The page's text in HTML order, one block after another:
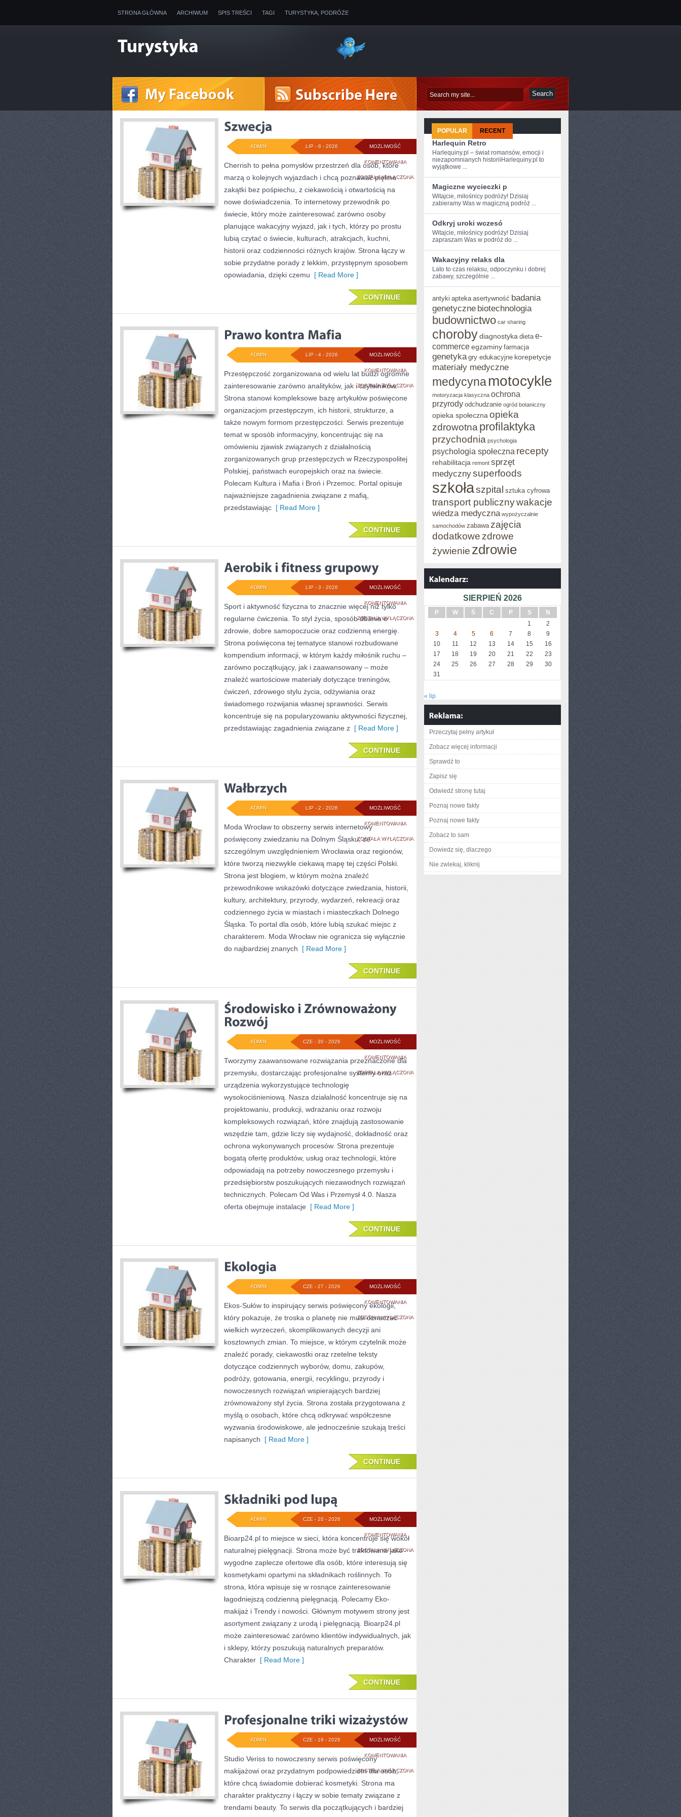
STRONA GŁÓWNA ARCHIWUM SPIS TREŚCI TAGI TURYSTYKA, PODRÓŻE
MOŻLIWOŚĆ
KOMENTOWANIASZWECJA
ZOSTAŁA WYŁĄCZONA
LIP - 6 - 2026
ADMIN
Cherrish to pełna pomysłów przestrzeń dla osób, które
marzą o kolejnych wyjazdach i chcą poznawać piękne
zakątki bez pośpiechu, z ciekawością i otwartością na
nowe doświadczenia. To internetowy przewodnik po
świecie, który może zainteresować zarówno osoby
planujące wakacyjny wyjazd, jak i tych, którzy po prostu
lubią czytać o świecie, kulturach, atrakcjach, kuchni,
historii oraz codzienności różnych krajów. Strona łączy w
sobie przydatne porady z lekkim, przystępnym sposobem
opowiadania, dzięki czemu [ Read More ]
CONTINUE
MOŻLIWOŚĆ
KOMENTOWANIAPRAWO
KONTRA
MAFIA
ZOSTAŁA WYŁĄCZONA
LIP - 4 - 2026
ADMIN
Przestępczość zorganizowana od wielu lat budzi ogromne
zainteresowanie zarówno analityków, jak i czytelników.
Strona stanowi kompleksowe bazę artykułów poświęcone
organizacjom przestępczym, ich historii, strukturze, a
także nowym formom przestępczości. Serwis prezentuje
temat w sposób informacyjny, koncentrując się na
omówieniu zjawisk związanych z działalnością
zorganizowanych grup przestępczych w Rzeczypospolitej
Polskiej, państwach europejskich oraz na świecie.
Polecam Kultura i Mafia i Broń i Przemoc. Portal opisuje
najważniejsze zagadnienia związane z mafią,
przedstawiając [ Read More ]
CONTINUE
MOŻLIWOŚĆ
KOMENTOWANIAAEROBIK
I
FITNESS
GRUPOWY
ZOSTAŁA WYŁĄCZONA
LIP - 3 - 2026
ADMIN
Sport i aktywność fizyczna to znacznie więcej niż tylko
regularne ćwiczenia. To styl życia, sposób dbania o
zdrowie, dobre samopoczucie oraz codzienną energię.
Strona poświęcona tej tematyce stanowi rozbudowane
kompendium informacji, w którym każdy miłośnik ruchu –
zarówno początkujący, jak i zaawansowany – może
znaleźć wartościowe materiały dotyczące treningów,
ćwiczeń, zdrowego stylu życia, odżywiania oraz
świadomego rozwijania własnej sprawności. Serwis
koncentruje się na popularyzowaniu aktywności fizycznej,
przedstawiając zagadnienia związane z [ Read More ]
CONTINUE
MOŻLIWOŚĆ
KOMENTOWANIAWAŁBRZYCH
ZOSTAŁA WYŁĄCZONA
LIP - 2 - 2026
ADMIN
Moda Wrocław to obszerny serwis internetowy
poświęcony zwiedzaniu na Dolnym Śląsku, ze
szczególnym uwzględnieniem Wrocławia oraz regionów,
które tworzą niezwykle ciekawą mapę tej części Polski.
Strona jest blogiem, w którym można znaleźć
przewodnikowe wskazówki dotyczące zwiedzania, historii,
kultury, architektury, przyrody, wydarzeń, rekreacji oraz
codziennego życia w miastach i miasteczkach Dolnego
Śląska. To portal dla osób, które lubią szukać miejsc z
charakterem. Moda Wrocław nie ogranicza się wyłącznie
do najbardziej znanych [ Read More ]
CONTINUE
MOŻLIWOŚĆ
KOMENTOWANIAŚRODOWISKO
I
ZRÓWNOWAŻONY
ROZWÓJ
ZOSTAŁA WYŁĄCZONA
CZE - 30 - 2026
ADMIN
Tworzymy zaawansowane rozwiązania przeznaczone dla
przemysłu, dostarczając profesjonalne systemy oraz
urządzenia wykorzystujące technologię
wysokociśnieniową. Nasza działalność koncentruje się na
projektowaniu, produkcji, wdrażaniu oraz rozwoju
kompleksowych rozwiązań, które znajdują zastosowanie
wszędzie tam, gdzie liczy się wydajność, dokładność oraz
ochrona wykonywanych procesów. Strona prezentuje
bogatą ofertę produktów, usług oraz technologii, które
odpowiadają na potrzeby nowoczesnego przemysłu i
przedsiębiorstw poszukujących niezawodnych rozwiązań
technicznych. Polecam Od Was i Przemysł 4.0. Nasza
oferta obejmuje instalacje [ Read More ]
CONTINUE
MOŻLIWOŚĆ
KOMENTOWANIAEKOLOGIA
ZOSTAŁA WYŁĄCZONA
CZE - 27 - 2026
ADMIN
Ekos-Sułów to inspirujący serwis poświęcony ekologii,
który pokazuje, że troska o planetę nie musi oznaczać
wielkich wyrzeczeń, skomplikowanych decyzji ani
kosztownych zmian. To miejsce, w którym czytelnik może
znaleźć porady, ciekawostki oraz rzetelne teksty
dotyczące codziennych wyborów, domu, zakupów,
podróży, gotowania, energii, recyklingu, przyrody i
nowoczesnych rozwiązań wspierających bardziej
zrównoważony styl życia. Strona została przygotowana z
myślą o osobach, które chcą odkrywać współczesne
wyzwania środowiskowe, ale jednocześnie szukają treści
napisanych [ Read More ]
CONTINUE
MOŻLIWOŚĆ
KOMENTOWANIASKŁADNIKI
POD
LUPĄ
ZOSTAŁA WYŁĄCZONA
CZE - 20 - 2026
ADMIN
Bioarp24.pl to miejsce w sieci, która koncentruje się wokół
naturalnej pielęgnacji. Strona może być traktowana jako
wygodne zaplecze ofertowe dla osób, które interesują się
kosmetykami opartymi na składnikach roślinnych. To
strona, która wpisuje się w rosnące zainteresowanie
łagodniejszą codzienną pielęgnacją. Polecamy Eko-
makijaż i Trendy i nowości. Głównym motywem strony jest
asortyment związany z urodą i pielęgnacją. Bioarp24.pl
może zainteresować zarówno klientów indywidualnych, jak
i sklepy, którzy poszukują naturalnych preparatów.
Charakter [ Read More ]
CONTINUE
MOŻLIWOŚĆ
KOMENTOWANIAPROFESJONALNE
TRIKI
WIZAŻYSTÓW
ZOSTAŁA WYŁĄCZONA
CZE - 19 - 2026
ADMIN
Studio Veriss to nowoczesny serwis poświęcony
makijażowi oraz przydatnym podpowiedziom dla osób,
które chcą świadomie dobierać kosmetyki. Strona ma
charakter praktyczny i łączy w sobie tematy związane z
trendami beauty. To serwis dla początkujących i bardziej
POPULAR RECENT
Harlequin Retro
Harlequiny.pl – świat romansów, emocji i
niezapomnianych historiiHarlequiny.pl to
wyjątkowe ...
Magiczne wycieczki p
Witajcie, miłośnicy podróży!‌ Dzisiaj
⁢zabieramy Was w magiczną podróż ...
Odkryj uroki wczesó
Witajcie, miłośnicy podróży! Dzisiaj
zapraszam Was w podróż do ...
Wakacyjny relaks dla
Lato ⁢to czas ⁤relaksu, odpoczynku i dobrej
zabawy, szczególnie ...
antyki apteka asertywność badania
genetyczne biotechnologia
budownictwo car sharing
chorobydiagnostyka dieta e-
commerceegzaminy farmacja
genetyka gry edukacyjne korepetycje
materiały medyczne
medycynamotocykle
motoryzacja klasyczna ochrona
przyrody odchudzanie ogród botaniczny
opieka społeczna opieka
zdrowotna profilaktyka
przychodnia psychologia
psychologia społeczna recepty
rehabilitacja remont sprzęt
medycznysuperfoods
szkołaszpital sztuka cyfrowa
transport publicznywakacje
wiedza medyczna wypożyczalnie
samochodów zabawa zajęcia
dodatkowe zdrowe
żywienie zdrowie
SIERPIEŃ 2026
P W Ś C P S
N
1
2
3
4 5 6 7 8
9
10
11 12 13 14 15
16
17
18 19 20 21 22
23
24
25 26 27 28 29
30
31
« lip
Przeczytaj pełny artykuł
Zobacz więcej informacji
Sprawdź to
Zapisz się
Odwiedź stronę tutaj
Poznaj nowe fakty
Poznaj nowe fakty
Zobacz to sam
Dowiedz się, dlaczego
Nie zwlekaj, kliknij